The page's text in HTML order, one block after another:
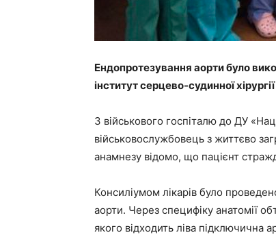
Ендопротезування аорти було
інститут серцево-судинної
З військового госпіталю до ДУ
військовослужбовець з життєво
анамнезу відомо, що пацієнт
Консиліумом лікарів було
аорти. Через специфіку анатомії
якого відходить ліва підключична